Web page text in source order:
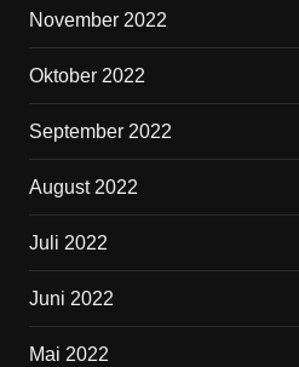
November 2022
Oktober 2022
September 2022
August 2022
Juli 2022
Juni 2022
Mai 2022